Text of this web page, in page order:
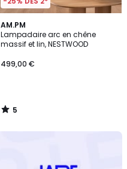
AM.PM
Lampadaire arc en chêne
massif et lin, NESTWOOD
499,00 €
5
/
5
5
/